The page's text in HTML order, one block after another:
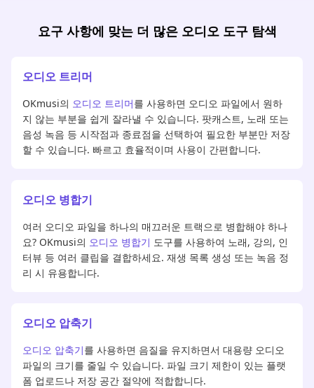
요구 사항에 맞는 더 많은 오디오 도구 탐색
오디오 트리머
OKmusi의 오디오 트리머를 사용하면 오디오 파일에서 원하
지 않는 부분을 쉽게 잘라낼 수 있습니다. 팟캐스트, 노래 또는
음성 녹음 등 시작점과 종료점을 선택하여 필요한 부분만 저장
할 수 있습니다. 빠르고 효율적이며 사용이 간편합니다.
오디오 병합기
여러 오디오 파일을 하나의 매끄러운 트랙으로 병합해야 하나
요? OKmusi의 오디오 병합기 도구를 사용하여 노래, 강의, 인
터뷰 등 여러 클립을 결합하세요. 재생 목록 생성 또는 녹음 정
리 시 유용합니다.
오디오 압축기
오디오 압축기를 사용하면 음질을 유지하면서 대용량 오디오
파일의 크기를 줄일 수 있습니다. 파일 크기 제한이 있는 플랫
폼 업로드나 저장 공간 절약에 적합합니다.